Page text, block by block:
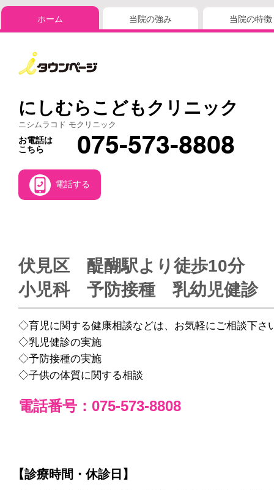
ホーム 当院の強み 当院の特徴
にしむらこどもクリニック
ニシムラコド モクリニック
お電話は
こちら
075-573-8808
電話する
伏見区 醍醐駅より徒歩10分
小児科 予防接種 乳幼児健診
◇育児に関する健康相談などは、お気軽にご相談下さ
◇乳児健診の実施
◇予防接種の実施
◇子供の体質に関する相談
電話番号：075-573-8808
【診療時間・休診日】